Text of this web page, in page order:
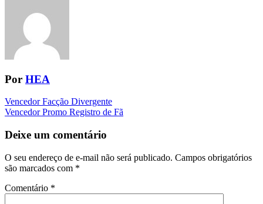
Por HEA
Navegação
da
Postagem
Vencedor Facção Divergente
Vencedor Promo Registro de Fã
Deixe um comentário
O seu endereço de e-mail não será publicado. Campos obrigatórios
são marcados com *
Comentário *